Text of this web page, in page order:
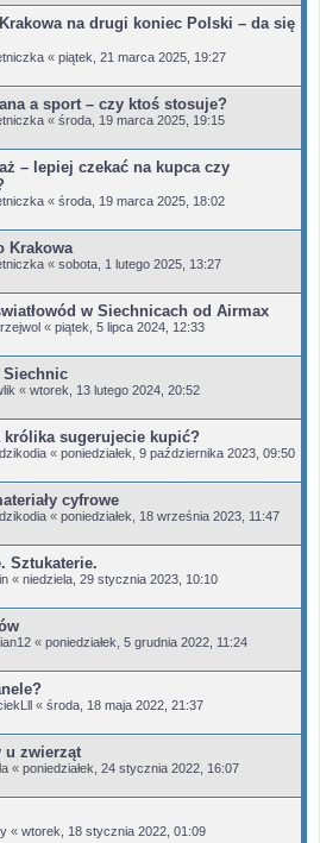
na drugi koniec Polski – da się
« piątek, 21 marca 2025, 19:27
a sport – czy ktoś stosuje?
« środa, 19 marca 2025, 19:15
– lepiej czekać na kupca czy
« środa, 19 marca 2025, 18:02
Krakowa
« sobota, 1 lutego 2025, 13:27
w Siechnicach od Airmax
« piątek, 5 lipca 2024, 12:33
Siechnic
« wtorek, 13 lutego 2024, 20:52
królika sugerujecie kupić?
« poniedziałek, 9 października 2023, 09:50
cyfrowe
« poniedziałek, 18 września 2023, 11:47
Sztukaterie.
« niedziela, 29 stycznia 2023, 10:10
« poniedziałek, 5 grudnia 2022, 11:24
« środa, 18 maja 2022, 21:37
u zwierząt
« poniedziałek, 24 stycznia 2022, 16:07
« wtorek, 18 stycznia 2022, 01:09